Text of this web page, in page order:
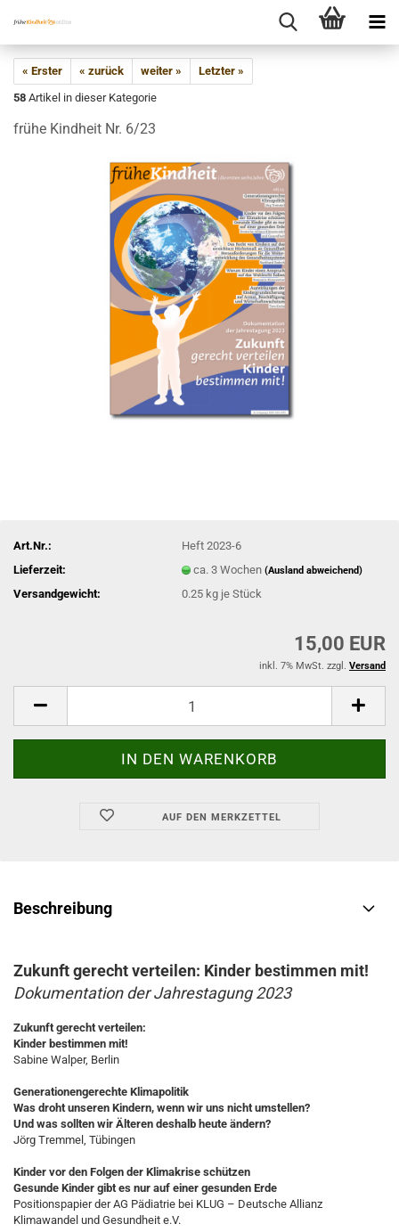
« Erster « zurück weiter »
Letzter »
58 Artikel in dieser Kategorie
frühe Kindheit Nr. 6/23
Art.Nr.:
Heft 2023-6
Lieferzeit:
ca. 3 Wochen(Ausland abweichend)
Versandgewicht: 0.25 kg je Stück
15,00 EUR
inkl. 7% MwSt. zzgl. Versand
AUF DEN MERKZETTEL
Beschreibung
Zukunft gerecht verteilen: Kinder bestimmen mit!
Dokumentation der Jahrestagung 2023
Zukunft gerecht verteilen:
Kinder bestimmen mit!
Sabine Walper, Berlin
Generationengerechte Klimapolitik
Was droht unseren Kindern, wenn wir uns nicht umstellen?
Und was sollten wir Älteren deshalb heute ändern?
Jörg Tremmel, Tübingen
Kinder vor den Folgen der Klimakrise schützen
Gesunde Kinder gibt es nur auf einer gesunden Erde
Positionspapier der AG Pädiatrie bei KLUG – Deutsche Allianz
Klimawandel und Gesundheit e.V.